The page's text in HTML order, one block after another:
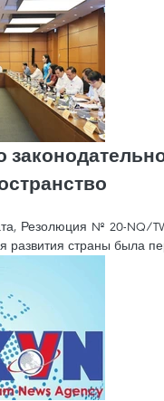
Резолюция № 20-NQ/TW
развития страны была